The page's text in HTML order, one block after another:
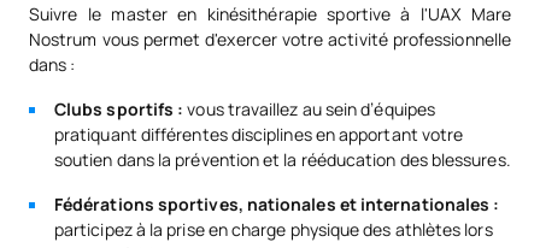
Suivre le master en kinésithérapie sportive à l'UAX Mare
Nostrum vous permet d'exercer votre activité professionnelle
dans :
Clubs sportifs :vous travaillez au sein d’équipes
pratiquant différentes disciplines en apportant votre
soutien dans la prévention et la rééducation des blessures.
Fédérations sportives, nationales et internationales :
participez à la prise en charge physique des athlètes lors